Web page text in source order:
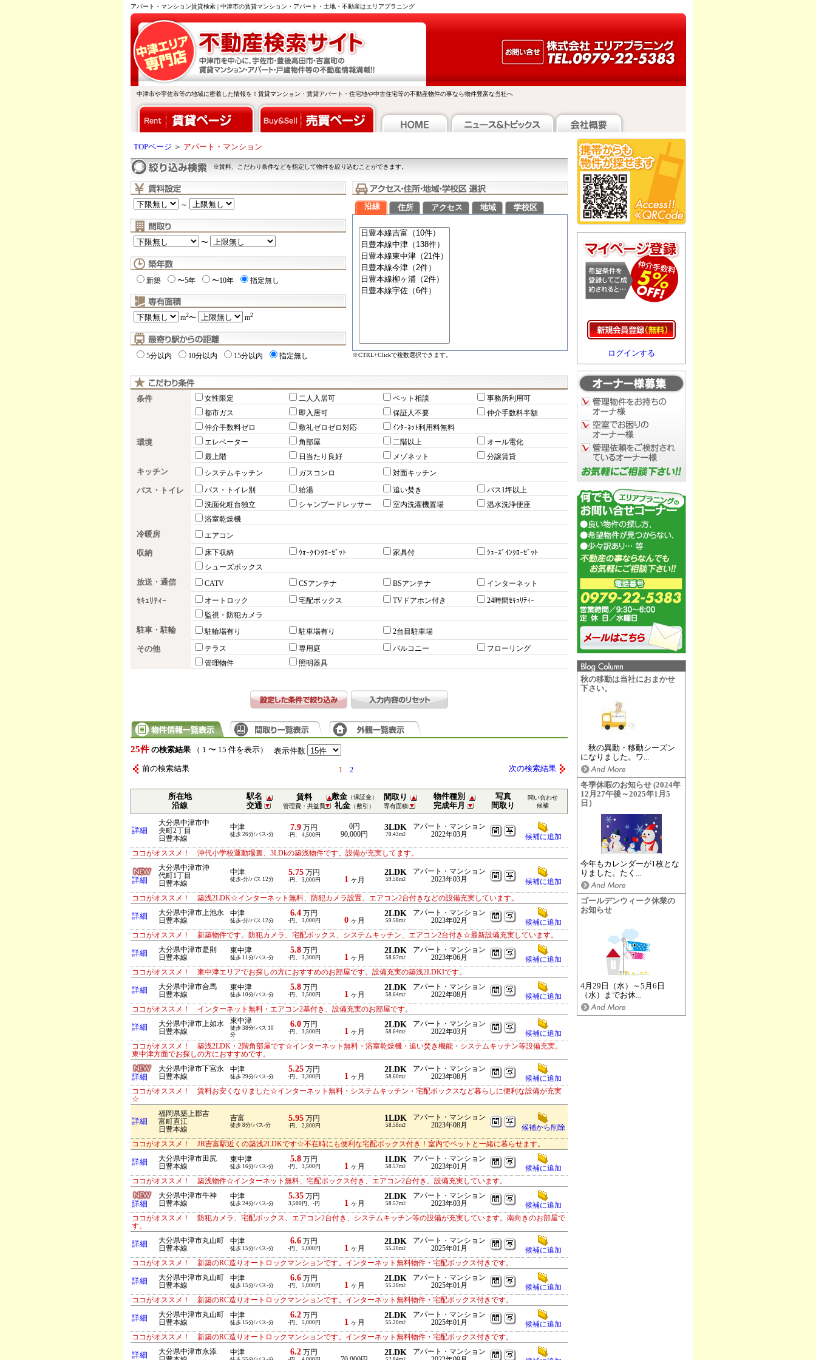
アパート・マンション賃貸検索 | 中津市の賃貸マンション・アパート・土地・不動産はエリアプラニング
中津市や宇佐市等の地域に密着した情報を！賃貸マンション・賃貸アパート・住宅地や中古住宅等の不動産物件の事なら物件豊富な当社へ
ログインする
秋の移動は当社におまかせ
下さい。
秋の異動・移動シーズン
になりました。ワ...
冬季休暇のお知らせ (2024年
12月27午後～2025年1月5
日）
今年もカレンダーが1枚とな
りました。たく...
ゴールデンウィーク休業の
お知らせ
4月29日（水）～5月6日
（水）までお休...
TOPページ ＞ アパート・マンション
※賃料、こだわり条件などを指定して物件を絞り込むことができます。
～
〜
新築 〜5年 〜10年 指定無し
m2〜 m2
5分以内 10分以内 15分以内 指定無し
沿線 住所 アクセス 地域 学校区
※CTRL+Clickで複数選択できます。
条件 女性限定 二人入居可 ペット相談
事務所利用可
都市ガス
即入居可 保証人不要
仲介手数料半額
仲介手数料ゼロ
敷礼ゼロゼロ対応 ｲﾝﾀｰﾈｯﾄ利用料無料
環境 エレベーター 角部屋 二階以上
オール電化
最上階
日当たり良好 メゾネット 分譲賃貸
キッチン システムキッチン ガスコンロ 対面キッチン
バス・トイレ バス・トイレ別 給湯 追い焚き
バス1坪以上
洗面化粧台独立
シャンプードレッサー 室内洗濯機置場
温水洗浄便座
浴室乾燥機
冷暖房 エアコン
収納 床下収納 ｳｫｰｸｲﾝｸﾛｰｾﾞｯﾄ 家具付
ｼｭｰｽﾞｲﾝｸﾛｰｾﾞｯﾄ
シューズボックス
放送・通信 CATV CSアンテナ BSアンテナ インターネット
ｾｷｭﾘﾃｨｰ オートロック 宅配ボックス TVドアホン付き
24時間ｾｷｭﾘﾃｨｰ
監視・防犯カメラ
駐車・駐輪 駐輪場有り 駐車場有り 2台目駐車場
その他 テラス 専用庭 バルコニー
フローリング
管理物件
照明器具
25件 の検索結果（ 1 〜 15 件を表示） 表示件数
前の検索結果 1 2 次の検索結果
所在地
沿線
駅名
交通
賃料
管理費・共益費
敷金（保証金）
礼金（敷引）
間取り
専有面積
物件種別
完成年月
写真
間取り
問い合わせ
候補
詳細
大分県中津市中
央町2丁目
日豊本線
中津
徒歩 26分/バス-分
7.9 万円
-円、 4,500円
0円
90,000円
3LDK
70.43m2
アパート・マンション
2022年03月
候補に追加
ココがオススメ！ 沖代小学校運動場裏、3LDkの築浅物件です。設備が充実してます。
詳細
大分県中津市沖
代町1丁目
日豊本線
中津
徒歩-分/バス 12分
5.75万円
-円、 3,000円 1 ヶ月
2LDK
59.58m2
アパート・マンション
2023年03月
候補に追加
ココがオススメ！ 築浅2LDK☆インターネット無料、防犯カメラ設置、エアコン2台付きなどの設備充実しています。
詳細
大分県中津市上池永
日豊本線
中津
徒歩-分/バス 12分
6.4 万円
-円、 3,000円 0ヶ月
2LDK
59.58m2
アパート・マンション
2023年02月
候補に追加
ココがオススメ！ 新築物件です。防犯カメラ、宅配ボックス、システムキッチン、エアコン2台付き☆最新設備充実しています。
詳細
大分県中津市是則
日豊本線
東中津
徒歩 11分/バス-分
5.8 万円
-円、 3,300円 1 ヶ月
2LDK
58.67m2
アパート・マンション
2023年06月
候補に追加
ココがオススメ！ 東中津エリアでお探しの方におすすめのお部屋です。設備充実の築浅2LDKIです。
詳細
大分県中津市合馬
日豊本線
東中津
徒歩 10分/バス-分
5.8 万円
-円、 3,500円 1 ヶ月
2LDK
58.64m2
アパート・マンション
2022年08月
候補に追加
ココがオススメ！ インターネット無料・エアコン2基付き、設備充実のお部屋です。
詳細
大分県中津市上如水
日豊本線
東中津
徒歩 38分/バス 10
分
6.0 万円
-円、 3,500円 1 ヶ月
2LDK
58.64m2
アパート・マンション
2022年03月
候補に追加
ココがオススメ！ 築浅2LDK・2階角部屋です☆インターネット無料・浴室乾燥機・追い焚き機能・システムキッチン等設備充実。
東中津方面でお探しの方におすすめです。
詳細
大分県中津市下宮永
日豊本線
中津
徒歩 29分/バス-分
5.25万円
-円、 3,300円 1 ヶ月
2LDK
58.60m2
アパート・マンション
2023年08月
候補に追加
ココがオススメ！ 賃料お安くなりました☆インターネット無料・システムキッチン・宅配ボックスなど暮らしに便利な設備が充実
☆
詳細
福岡県築上郡吉
富町直江
日豊本線
吉富
徒歩 8分/バス-分
5.95万円
-円、 2,800円
1LDK
58.58m2
アパート・マンション
2023年08月
候補から削除
ココがオススメ！ JR吉富駅近くの築浅2LDKです☆不在時にも便利な宅配ボックス付き！室内でペットと一緒に暮らせます。
詳細
大分県中津市田尻
日豊本線
東中津
徒歩 16分/バス-分
5.8 万円
-円、 3,500円 1 ヶ月
1LDK
58.57m2
アパート・マンション
2023年01月
候補に追加
ココがオススメ！ 築浅物件☆インターネット無料、宅配ボックス付き、エアコン2台付き。設備充実しています。
詳細
大分県中津市牛神
日豊本線
中津
徒歩 24分/バス-分
5.35万円
3,500円、-円 1 ヶ月
2LDK
58.57m2
アパート・マンション
2023年03月
候補に追加
ココがオススメ！ 防犯カメラ、宅配ボックス、エアコン2台付き、システムキッチン等の設備が充実しています。南向きのお部屋で
す。
詳細
大分県中津市丸山町
日豊本線
中津
徒歩 15分/バス-分
6.6 万円
-円、 5,000円 1 ヶ月
2LDK
55.20m2
アパート・マンション
2025年01月
候補に追加
ココがオススメ！ 新築のRC造りオートロックマンションです。インターネット無料物件・宅配ボックス付きです。
詳細
大分県中津市丸山町
日豊本線
中津
徒歩 15分/バス-分
6.6 万円
-円、 5,000円 1 ヶ月
2LDK
55.20m2
アパート・マンション
2025年01月
候補に追加
ココがオススメ！ 新築のRC造りオートロックマンションです。インターネット無料物件・宅配ボックス付きです。
詳細
大分県中津市丸山町
日豊本線
中津
徒歩 15分/バス-分
6.2 万円
-円、 5,000円 1 ヶ月
2LDK
55.20m2
アパート・マンション
2025年01月
候補に追加
ココがオススメ！ 新築のRC造りオートロックマンションです。インターネット無料物件・宅配ボックス付きです。
詳細
大分県中津市永添
中津 6.2 万円 2LDK
アパート・マンション